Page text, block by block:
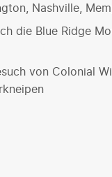
Nashville,
die Blue Ridge
von Colonial